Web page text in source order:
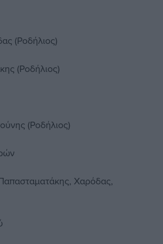
(Ροδήλιος)
(Ροδήλιος)
(Ροδήλιος)
Χαρόδας,